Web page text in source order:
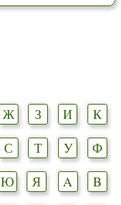
Ж З И
К
С Т У
Ф
Ю Я A
B